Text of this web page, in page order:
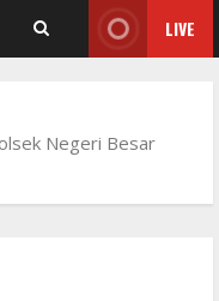
LIVE
Negeri Besar